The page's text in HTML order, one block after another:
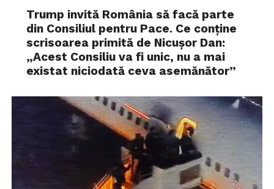
Trump invită România să facă parte
din Consiliul pentru Pace. Ce conține
scrisoarea primită de Nicușor Dan:
„Acest Consiliu va fi unic, nu a mai
existat niciodată ceva asemănător”